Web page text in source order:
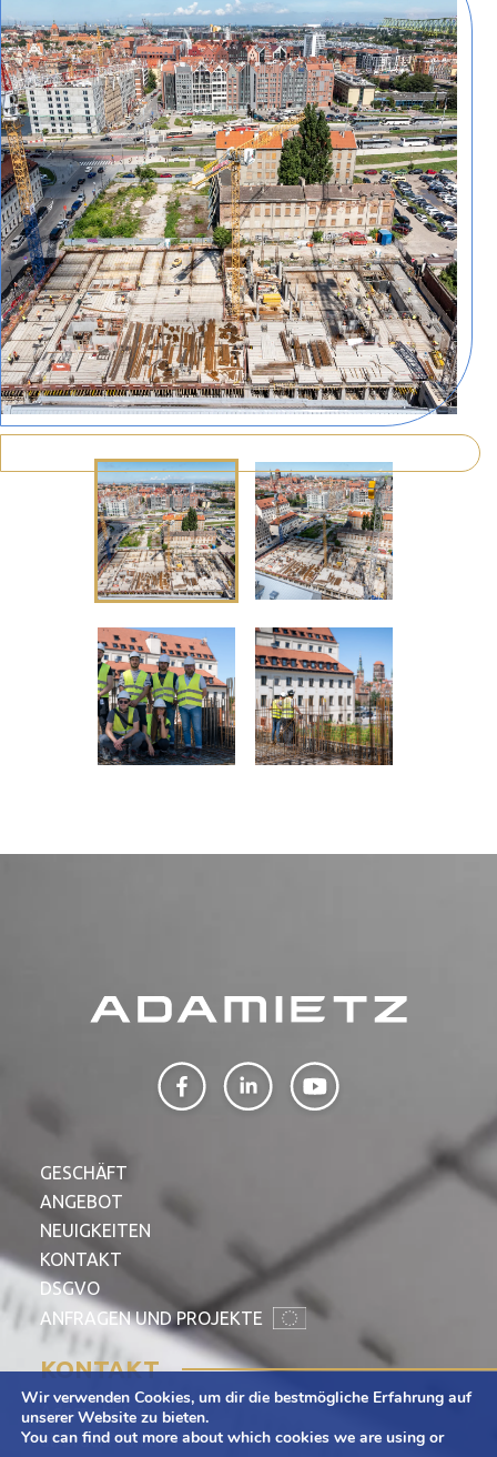
GESCHÄFT
ANGEBOT
NEUIGKEITEN
KONTAKT
DSGVO
ANFRAGEN UND PROJEKTE
KONTAKT
Adamietz S.A.
ul. Braci Prankel 1
Wir verwenden Cookies, um dir die bestmögliche Erfahrung auf
unserer Website zu bieten.
You can find out more about which cookies we are using or